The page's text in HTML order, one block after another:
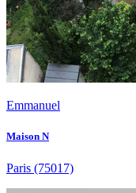
Emmanuel
Maison N
Paris (75017)